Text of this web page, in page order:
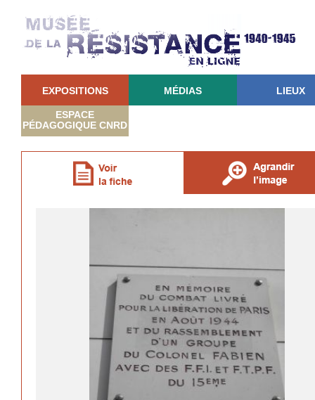
EXPOSITIONS MÉDIAS LIEUX
ESPACE
PÉDAGOGIQUE CNRD